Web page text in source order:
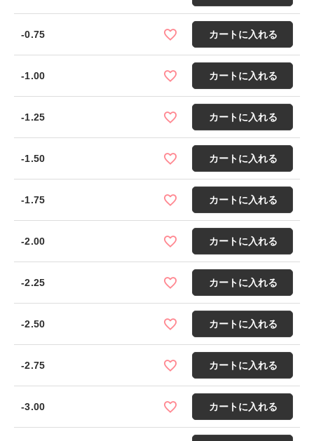
-0.75 カートに入れる
-1.00 カートに入れる
-1.25 カートに入れる
-1.50 カートに入れる
-1.75 カートに入れる
-2.00 カートに入れる
-2.25 カートに入れる
-2.50 カートに入れる
-2.75 カートに入れる
-3.00 カートに入れる